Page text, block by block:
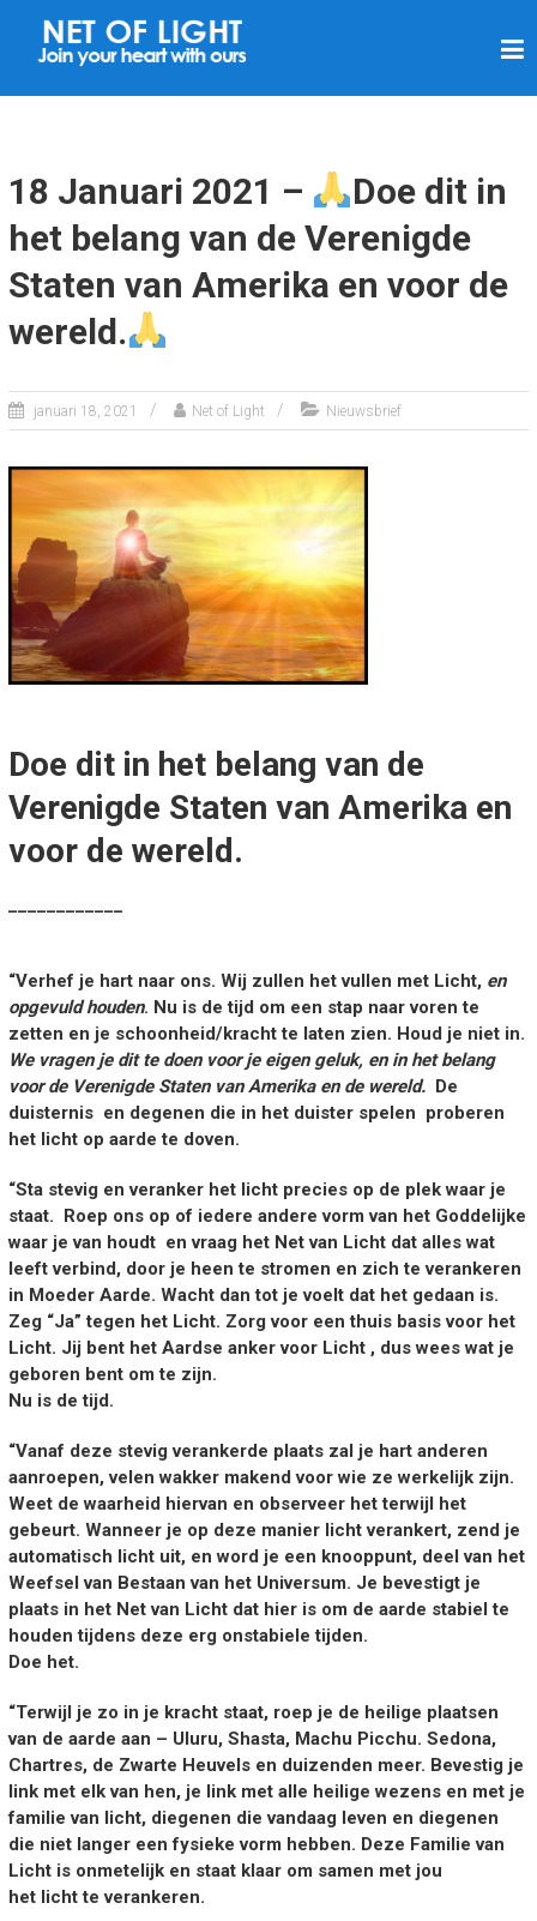
N
A
L
I
C
T
18 Januari 2021 –
Doe dit in
het belang van de Verenigde
Staten van Amerika en voor de
wereld.
januari 18, 2021 Net of Light Nieuwsbrief
Doe dit in het belang van de
Verenigde Staten van Amerika en
voor de wereld.
“Verhef je hart naar ons. Wij zullen het vullen met Licht, en
opgevuld houden. Nu is de tijd om een stap naar voren te
zetten en je schoonheid/kracht te laten zien. Houd je niet in.
We vragen je dit te doen voor je eigen geluk, en in het belang
voor de Verenigde Staten van Amerika en de wereld.
De
duisternis en degenen die in het duister spelen proberen
het licht op aarde te doven.
“Sta stevig en veranker het licht precies op de plek waar je
staat. Roep ons op of iedere andere vorm van het Goddelijke
waar je van houdt en vraag het Net van Licht dat alles wat
leeft verbind, door je heen te stromen en zich te verankeren
in Moeder Aarde. Wacht dan tot je voelt dat het gedaan is.
Zeg “Ja” tegen het Licht. Zorg voor een thuis basis voor het
Licht. Jij bent het Aardse anker voor Licht , dus wees wat je
geboren bent om te zijn.
Nu is de tijd.
“Vanaf deze stevig verankerde plaats zal je hart anderen
aanroepen, velen wakker makend voor wie ze werkelijk zijn.
Weet de waarheid hiervan en observeer het terwijl het
gebeurt. Wanneer je op deze manier licht verankert, zend je
automatisch licht uit, en word je een knooppunt, deel van het
Weefsel van Bestaan van het Universum. Je bevestigt je
plaats in het Net van Licht dat hier is om de aarde stabiel te
houden tijdens deze erg onstabiele tijden.
Doe het.
“Terwijl je zo in je kracht staat, roep je de heilige plaatsen
van de aarde aan – Uluru, Shasta, Machu Picchu. Sedona,
Chartres, de Zwarte Heuvels en duizenden meer. Bevestig je
link met elk van hen, je link met alle heilige wezens en met je
familie van licht, diegenen die vandaag leven en diegenen
die niet langer een fysieke vorm hebben. Deze Familie van
Licht is onmetelijk en staat klaar om samen met jou
het licht te verankeren.